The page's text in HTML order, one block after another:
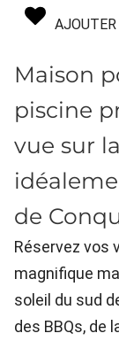
Maison
piscine
vue sur
de
Réservez vos
magnifique
soleil du sud
des BBQs, de